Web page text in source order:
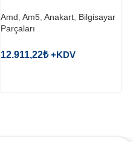
Amd Am5 Anakart Bilgisayar
Parçaları
12.911,22₺